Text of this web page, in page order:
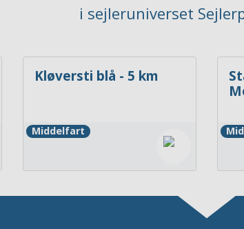
i sejleruniverset
Kløversti blå - 5 km
Middelfart